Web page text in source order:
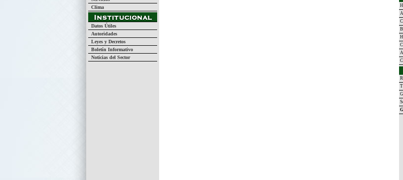
Clima
Datos Útiles
Autoridades
Leyes y Decretos
Boletín Informativo
Noticias del Sector